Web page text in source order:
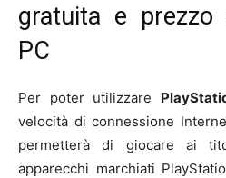
gratuita e
PC
Per poter utilizzare
velocità di connessione
permetterà di giocare ai
apparecchi marchiati